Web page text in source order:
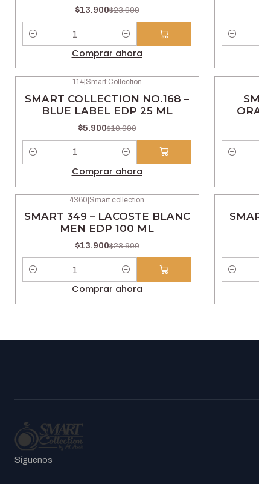
$13.900$23.900
Comprar ahora
114| Smart Collection
SMART COLLECTION NO.168 –
BLUE LABEL EDP 25 ML
$5.900$10.900
Cantidad
Comprar ahora
Cantidad
4360|Smart collection
SMART 349 – LACOSTE BLANC
MEN EDP 100 ML
$13.900$23.900
Comprar ahora
Síguenos